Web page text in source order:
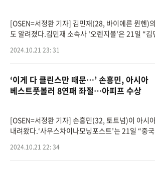
[OSEN=서정환 기자] 김민재(28, 바이에른 뮌헨)
도 알려졌다.김민재 소속사 '오렌지볼'은 21일 “김
협의 이혼 절
2024.10.21 23: 31
‘이게 다 클린스만 때문…’ 손흥민, 아시아
베스트풋볼러 8연패 좌절…아피프 수상
[OSEN=서정환 기자] 손흥민(32, 토트넘)이 아시
내려왔다.‘사우스차이나모닝포스트’는 21일 “중
민과
2024.10.21 22: 34